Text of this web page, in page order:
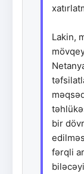
Lakin,
bir
fərqli